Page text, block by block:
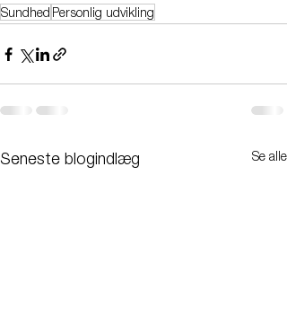
Sundhed Personlig udvikling
Seneste blogindlæg Se alle